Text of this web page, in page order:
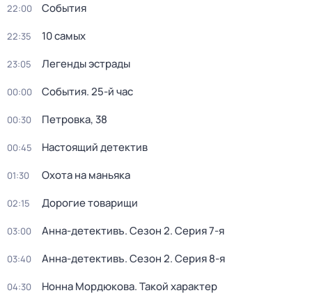
22:00 События
22:35 10 самых
23:05 Легенды эстрады
00:00 События. 25-й час
00:30 Петровка, 38
00:45 Настоящий детектив
01:30 Охота на маньяка
02:15 Дорогие товарищи
03:00 Анна-детективъ. Сезон 2. Серия 7-я
03:40 Анна-детективъ. Сезон 2. Серия 8-я
04:30 Нонна Мордюкова. Такой характер